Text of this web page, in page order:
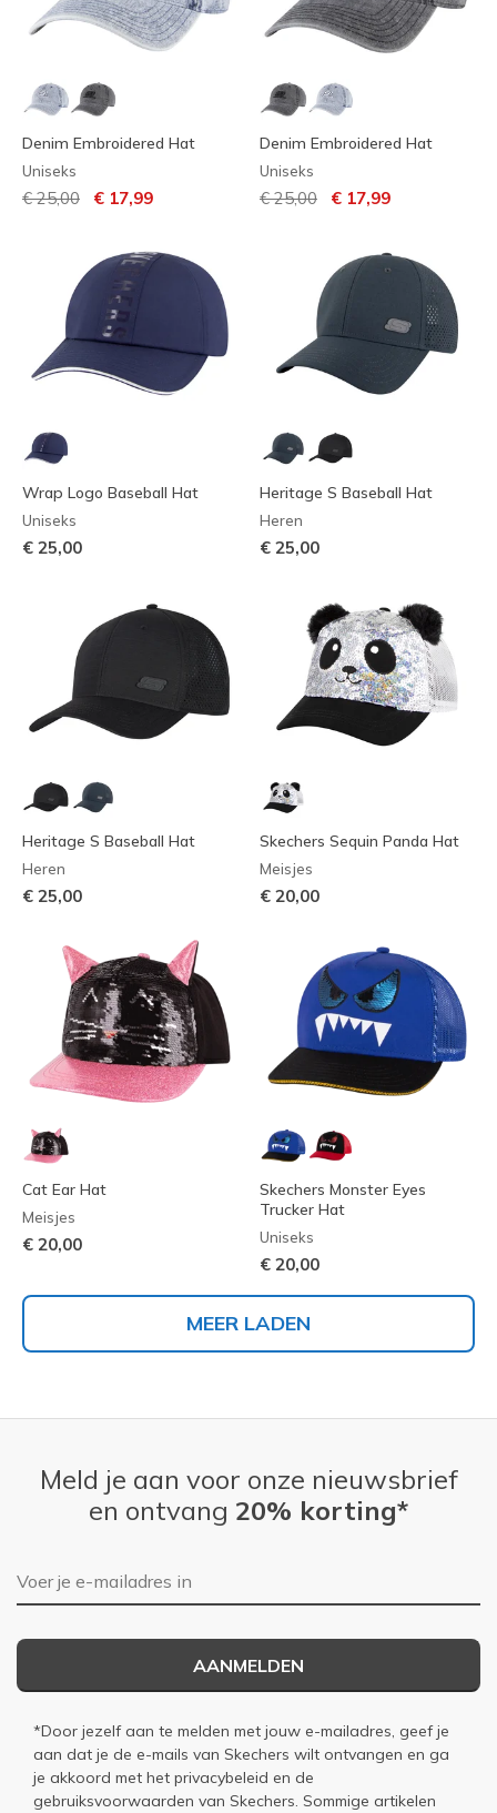
Denim Embroidered Hat
Uniseks
Prijs verlaagd van
€ 25,00 naar
€ 17,99
Denim Embroidered Hat
Uniseks
Prijs verlaagd van
€ 25,00 naar
€ 17,99
Wrap Logo Baseball Hat
Uniseks
€ 25,00
Heritage S Baseball Hat
Heren
€ 25,00
Heritage S Baseball Hat
Heren
€ 25,00
Skechers Sequin Panda Hat
Meisjes
€ 20,00
Cat Ear Hat
Meisjes
€ 20,00
Skechers Monster Eyes
Trucker Hat
Uniseks
€ 20,00
MEER LADEN
Meld je aan voor onze nieuwsbrief
en ontvang 20% korting*
E-mailadres
AANMELDEN
*Door jezelf aan te melden met jouw e-mailadres, geef je
aan dat je de e-mails van Skechers wilt ontvangen en ga
je akkoord met het privacybeleid en de
gebruiksvoorwaarden van Skechers. Sommige artikelen